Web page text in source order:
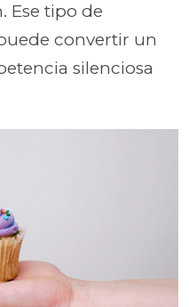
Ese tipo de
convertir un
silenciosa